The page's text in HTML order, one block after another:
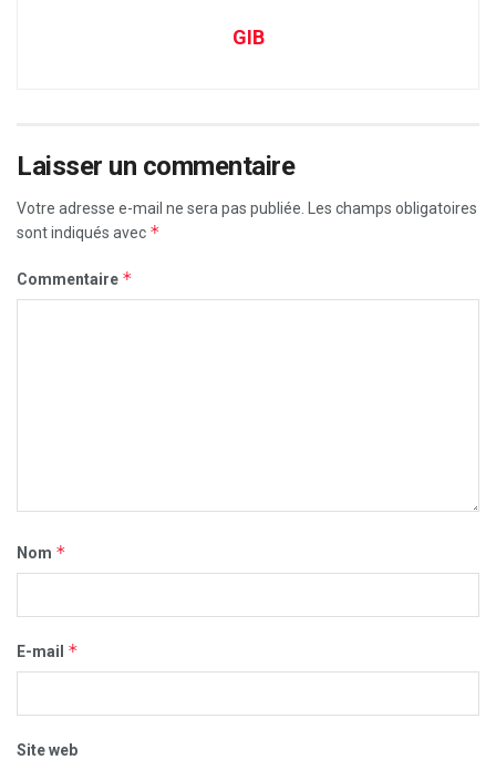
GIB
Laisser un commentaire
Votre adresse e-mail ne sera pas publiée.
Les champs obligatoires
sont indiqués avec *
Commentaire *
Nom *
E-mail *
Site web